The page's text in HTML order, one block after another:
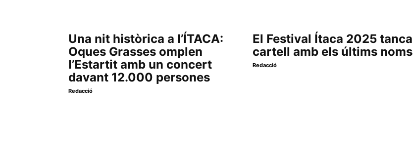
Una nit històrica a l’ÍTACA:
Oques Grasses omplen
l’Estartit amb un concert
davant 12.000 persones
Redacció
El Festival Ítaca 2025 tanca
cartell amb els últims noms
Redacció